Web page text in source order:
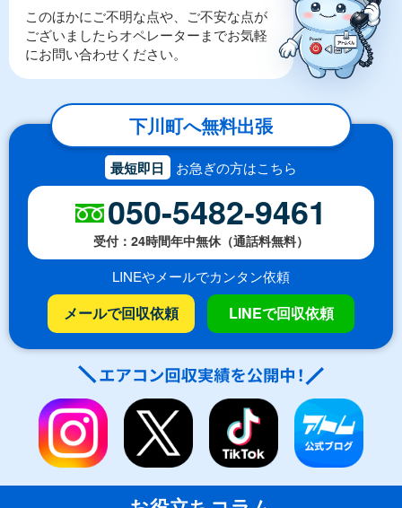
このほかにご不明な点や、ご不安な点が
ございましたらオペレーターまでお気軽
にお問い合わせください。
下川町へ無料出張
最短即日 お急ぎの方はこちら
050-5482-9461
受付：24時間年中無休（通話料無料）
LINEやメールでカンタン依頼
メールで回収依頼 LINEで回収依頼